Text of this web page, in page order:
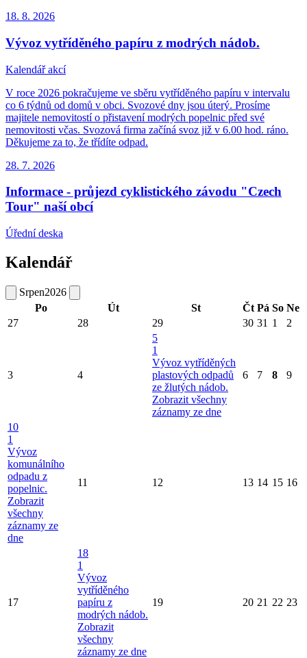
18. 8. 2026
Vývoz vytříděného papíru z modrých nádob.
Kalendář akcí
V roce 2026 pokračujeme ve sběru vytříděného papíru v intervalu
co 6 týdnů od domů v obci. Svozové dny jsou úterý. Prosíme
majitele nemovitostí o přistavení modrých popelnic před své
nemovitosti včas. Svozová firma začíná svoz již v 6.00 hod. ráno.
Děkujeme za to, že třídíte odpad.
28. 7. 2026
Informace - průjezd cyklistického závodu "Czech
Tour" naší obcí
Úřední deska
Kalendář
Srpen2026
Po
Út St Čt Pá So Ne
27
28 29 30 31 1 2
3 4
5
1
Vývoz vytříděných
plastových odpadů
ze žlutých nádob.
Zobrazit všechny
záznamy ze dne
6 7 8 9
10
1
Vývoz
komunálního
odpadu z
popelnic.
Zobrazit
všechny
záznamy ze
dne
11 12 13 14 15 16
17
18
1
Vývoz
vytříděného
papíru z
modrých nádob.
Zobrazit
všechny
záznamy ze dne
19 20 21 22 23